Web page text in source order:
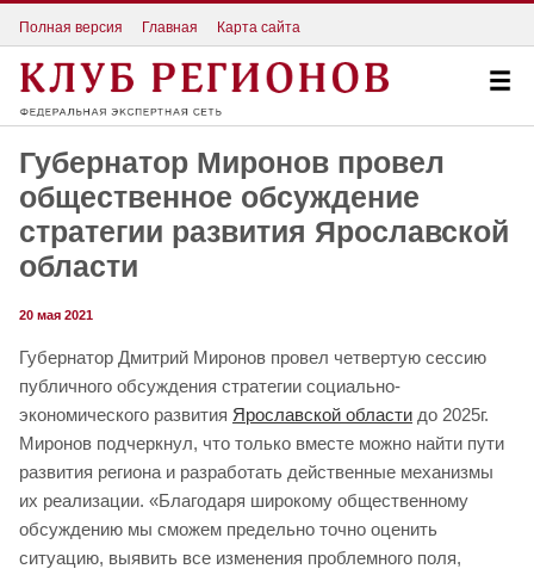
Полная версия Главная Карта сайта
Губернатор Миронов провел
общественное обсуждение
стратегии развития Ярославской
области
20 мая 2021
Губернатор Дмитрий Миронов провел четвертую сессию
публичного обсуждения стратегии социально-
экономического развития Ярославской области до 2025г.
Миронов подчеркнул, что только вместе можно найти пути
развития региона и разработать действенные механизмы
их реализации. «Благодаря широкому общественному
обсуждению мы сможем предельно точно оценить
ситуацию, выявить все изменения проблемного поля,